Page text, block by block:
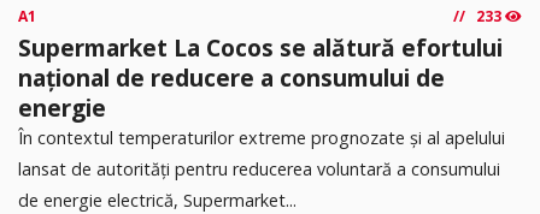
A1 233
Supermarket La Cocos se alătură efortului
național de reducere a consumului de
energie
În contextul temperaturilor extreme prognozate și al apelului
lansat de autorități pentru reducerea voluntară a consumului
de energie electrică, Supermarket...